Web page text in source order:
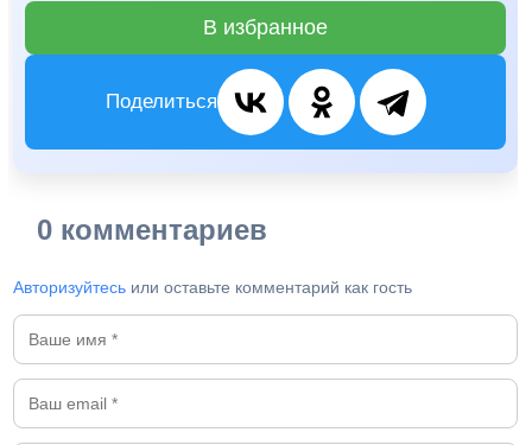
В избранное
Поделиться
0 комментариев
Авторизуйтесь или оставьте комментарий как гость